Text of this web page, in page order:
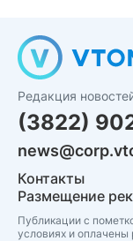
Редакция
(3822)
Контакты
Размещение
Публикации с
условиях и оплачены